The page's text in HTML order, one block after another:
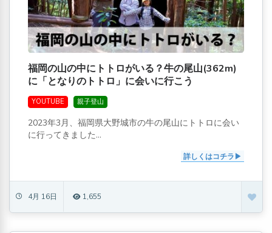
福岡の山の中にトトロがいる？牛の尾山(362m)
に「となりのトトロ」に会いに行こう
YOUTUBE 親子登山
2023年3月、福岡県大野城市の牛の尾山にトトロに会い
に行ってきました...
詳しくはコチラ
4月 16日 1,655